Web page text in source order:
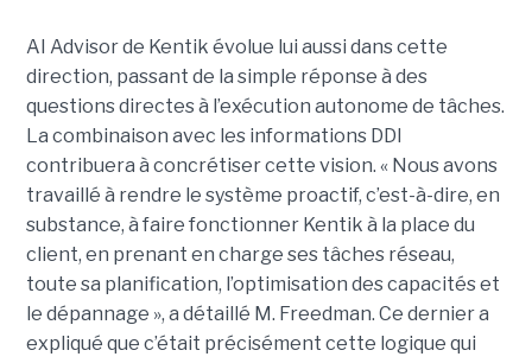
AI Advisor de Kentik évolue lui aussi dans cette
direction, passant de la simple réponse à des
questions directes à l’exécution autonome de tâches.
La combinaison avec les informations DDI
contribuera à concrétiser cette vision. « Nous avons
travaillé à rendre le système proactif, c’est-à-dire, en
substance, à faire fonctionner Kentik à la place du
client, en prenant en charge ses tâches réseau,
toute sa planification, l’optimisation des capacités et
le dépannage », a détaillé M. Freedman. Ce dernier a
expliqué que c’était précisément cette logique qui